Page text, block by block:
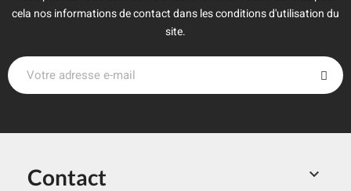
cela nos informations de contact dans les conditions d'utilisation du
site.

Contact